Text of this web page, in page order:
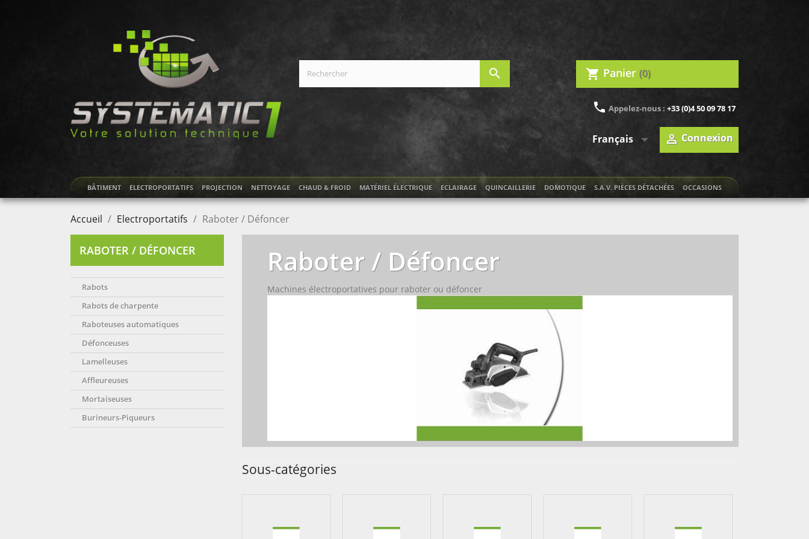
search shopping_cart Panier (0)
phone Appelez-nous : +33 (0)4 50 09 78 17
Français   Connexion
BÂTIMENT ELECTROPORTATIFS PROJECTION NETTOYAGE CHAUD & FROID MATÉRIEL ÉLECTRIQUE ECLAIRAGE QUINCAILLERIE DOMOTIQUE S.A.V. PIÈCES DÉTACHÉES OCCASIONS
Accueil Electroportatifs Raboter / Défoncer
RABOTER / DÉFONCER
Rabots
Rabots de charpente
Raboteuses automatiques
Défonceuses
Lamelleuses
Affleureuses
Mortaiseuses
Burineurs-Piqueurs
Raboter / Défoncer
Machines électroportatives pour raboter ou défoncer
Sous-catégories